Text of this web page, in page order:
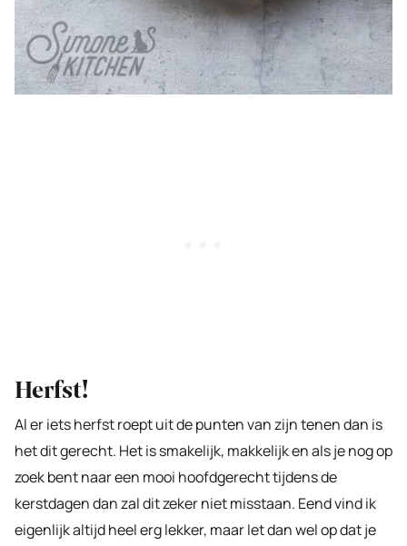
Herfst!
Al er iets herfst roept uit de punten van zijn tenen dan is
het dit gerecht. Het is smakelijk, makkelijk en als je nog op
zoek bent naar een mooi hoofdgerecht tijdens de
kerstdagen dan zal dit zeker niet misstaan. Eend vind ik
eigenlijk altijd heel erg lekker, maar let dan wel op dat je